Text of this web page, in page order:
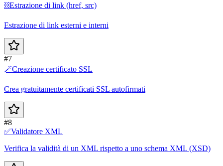
⛓️Estrazione di link (href, src)
Estrazione di link esterni e interni
#7
🪄Creazione certificato SSL
Crea gratuitamente certificati SSL autofirmati
#8
✅Validatore XML
Verifica la validità di un XML rispetto a uno schema XML (XSD)